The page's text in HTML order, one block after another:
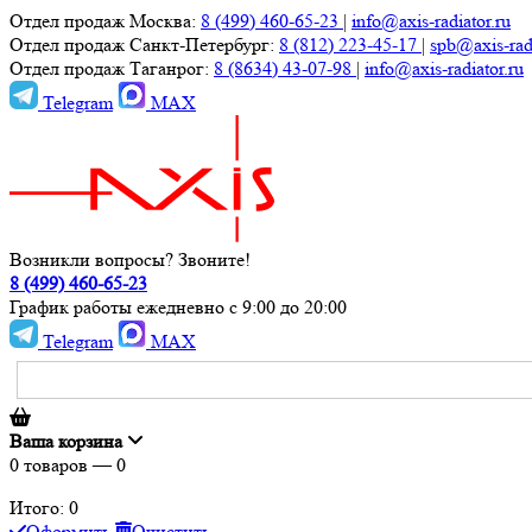
Отдел продаж Москва: 8 (499) 460-65-23 | info@axis-radiator.ru
Отдел продаж Санкт-Петербург: 8 (812) 223-45-17 | spb@axis-
Отдел продаж Таганрог: 8 (8634) 43-07-98 | info@axis-radiator.ru
Telegram
MAX
Возникли вопросы? Звоните!
8 (499) 460-65-23
График работы ежедневно с 9:00 до 20:00
Telegram
MAX
Ваша корзина
0 товаров —0
Итого: 0